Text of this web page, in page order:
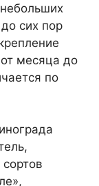
сих пор
месяца до
по